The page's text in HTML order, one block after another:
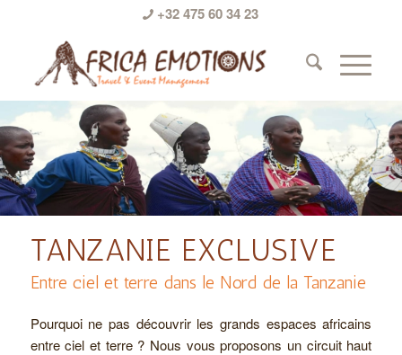
+32 475 60 34 23
TANZANIE EXCLUSIVE
Entre ciel et terre dans le Nord de la Tanzanie
Pourquoi ne pas découvrir les grands espaces africains
entre ciel et terre ? Nous vous proposons un circuit haut